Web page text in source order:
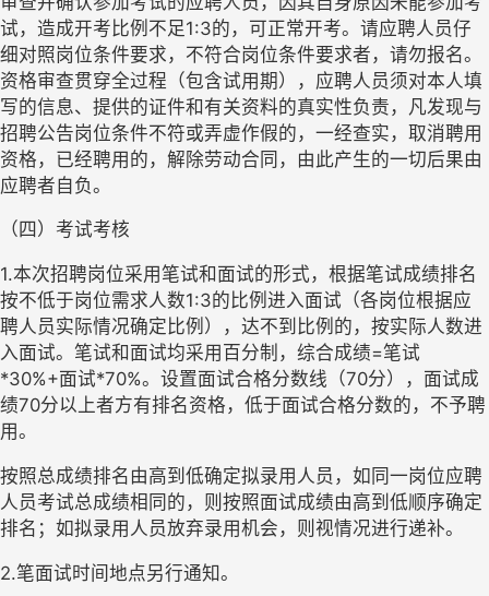
试，造成开考比例不足1:3的，可正常开考。请应聘人员仔
细对照岗位条件要求，不符合岗位条件要求者，请勿报名。
资格审查贯穿全过程（包含试用期），应聘人员须对本人填
写的信息、提供的证件和有关资料的真实性负责，凡发现与
招聘公告岗位条件不符或弄虚作假的，一经查实，取消聘用
资格，已经聘用的，解除劳动合同，由此产生的一切后果由
应聘者自负。
（四）考试考核
1.本次招聘岗位采用笔试和面试的形式，根据笔试成绩排名
按不低于岗位需求人数1:3的比例进入面试（各岗位根据应
聘人员实际情况确定比例），达不到比例的，按实际人数进
入面试。笔试和面试均采用百分制，综合成绩=笔试
*30%+面试*70%。设置面试合格分数线（70分），面试成
绩70分以上者方有排名资格，低于面试合格分数的，不予聘
用。
按照总成绩排名由高到低确定拟录用人员，如同一岗位应聘
人员考试总成绩相同的，则按照面试成绩由高到低顺序确定
排名；如拟录用人员放弃录用机会，则视情况进行递补。
2.笔面试时间地点另行通知。